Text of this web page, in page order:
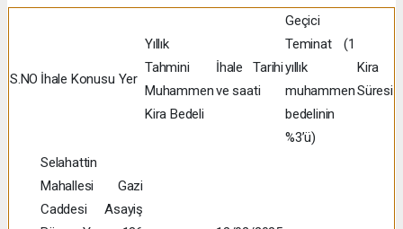
S.NO İhale Konusu Yer
Yıllık
Tahmini
Muhammen
Kira Bedeli
İhale Tarihi
ve saati
Geçici
Teminat (1
yıllık
muhammen
bedelinin
%3’ü)
Kira
Süresi
Selahattin
Mahallesi Gazi
Caddesi Asayiş